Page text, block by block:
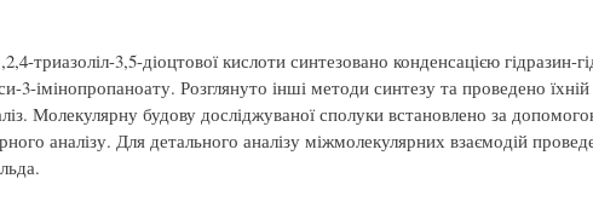
триазоліл-3,5-діоцтової кислоти синтезовано конденсацією гідразин-
3-імінопропаноату. Розглянуто інші методи синтезу та проведено їхній
Молекулярну будову досліджуваної сполуки встановлено за
аналізу. Для детального аналізу міжмолекулярних взаємодій